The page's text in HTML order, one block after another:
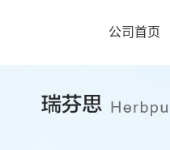
公司首页